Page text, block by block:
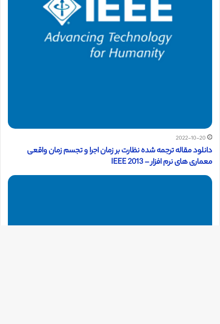
2022-10-20
دانلود مقاله ترجمه شده نظارت بر زمان اجرا و تجسم زمان واقعی
معماری های نرم افزار – IEEE 2013